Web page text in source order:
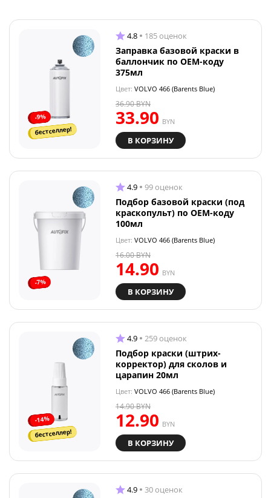
-9%
бестселлер!
4.8 185 оценок
Заправка базовой краски в
баллончик по OEM-коду
375мл
Цвет: VOLVO 466 (Barents Blue)
33.90 BYN
36.90BYN
В КОРЗИНУ
-7%
4.9 99 оценок
Подбор базовой краски (под
краскопульт) по OEM-коду
100мл
Цвет: VOLVO 466 (Barents Blue)
14.90 BYN
16.00BYN
В КОРЗИНУ
-14%
бестселлер!
4.9 259 оценок
Подбор краски (штрих-
корректор) для сколов и
царапин 20мл
Цвет: VOLVO 466 (Barents Blue)
12.90 BYN
14.90BYN
В КОРЗИНУ
4.9 30 оценок